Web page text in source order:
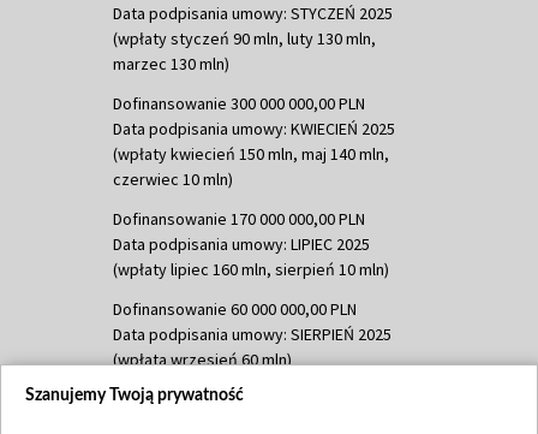
Data podpisania umowy: STYCZEŃ 2025
(wpłaty styczeń 90 mln, luty 130 mln,
marzec 130 mln)
Dofinansowanie 300 000 000,00 PLN
Data podpisania umowy: KWIECIEŃ 2025
(wpłaty kwiecień 150 mln, maj 140 mln,
czerwiec 10 mln)
Dofinansowanie 170 000 000,00 PLN
Data podpisania umowy: LIPIEC 2025
(wpłaty lipiec 160 mln, sierpień 10 mln)
Dofinansowanie 60 000 000,00 PLN
Data podpisania umowy: SIERPIEŃ 2025
(wpłata wrzesień 60 mln)
Dofinansowanie 635 783 051,21 PLN
Szanujemy Twoją prywatność